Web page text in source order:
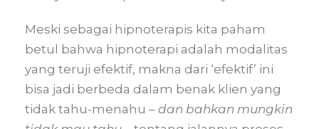
Meski sebagai hipnoterapis kita paham
betul bahwa hipnoterapi adalah modalitas
yang teruji efektif, makna dari ‘efektif’ ini
bisa jadi berbeda dalam benak klien yang
tidak tahu-menahu – dan bahkan mungkin